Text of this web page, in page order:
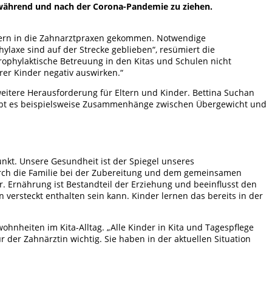
und nach der Corona-Pandemie zu ziehen.
in die Zahnarztpraxen gekommen. Notwendige
sind auf der Strecke geblieben“, resümiert die
Betreuung in den Kitas und Schulen nicht
Kinder negativ auswirken.“
Herausforderung für Eltern und Kinder. Bettina Suchan
beispielsweise Zusammenhänge zwischen Übergewicht und
Unsere Gesundheit ist der Spiegel unseres
die Familie bei der Zubereitung und dem gemeinsamen
Ernährung ist Bestandteil der Erziehung und beeinflusst den
versteckt enthalten sein kann. Kinder lernen das bereits in der
im Kita-Alltag. „Alle Kinder in Kita und Tagespflege
der Zahnärztin wichtig. Sie haben in der aktuellen Situation